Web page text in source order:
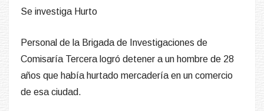
Se investiga Hurto
Personal de la Brigada de Investigaciones de
Comisaría Tercera logró detener a un hombre de 28
años que había hurtado mercadería en un comercio
de esa ciudad.